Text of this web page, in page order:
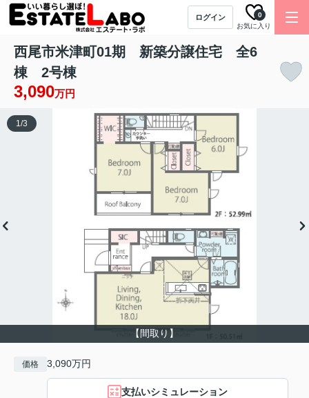
ログイン
お気に入り
0
西尾市米津町01期 新築分譲住宅 全6
棟 2号棟
3,090万円
【間取り】
1/3
価格 3,090万円
支払いシミュレーション